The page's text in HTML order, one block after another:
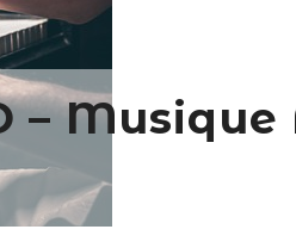
– Musique